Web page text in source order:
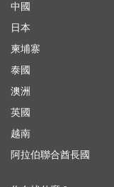
中國
日本
柬埔寨
泰國
澳洲
英國
越南
阿拉伯聯合酋長國